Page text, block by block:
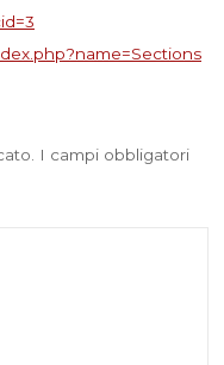
I campi obbligatori